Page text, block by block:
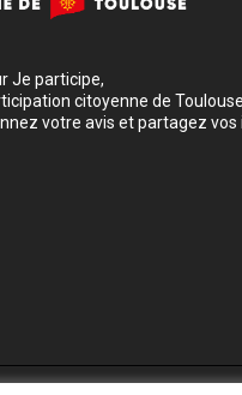
Je participe,
citoyenne de
votre avis et partagez vos